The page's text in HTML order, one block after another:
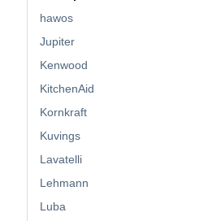
hawos
Jupiter
Kenwood
KitchenAid
Kornkraft
Kuvings
Lavatelli
Lehmann
Luba